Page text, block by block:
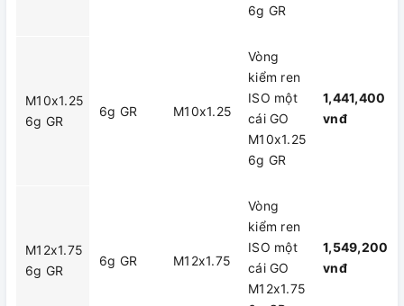
6g GR
M10x1.25
6g GR
6g GR M10x1.25
Vòng
kiểm ren
ISO một
cái GO
M10x1.25
6g GR
1,441,400
vnđ
M12x1.75
6g GR
6g GR M12x1.75
Vòng
kiểm ren
ISO một
cái GO
M12x1.75
1,549,200
vnđ